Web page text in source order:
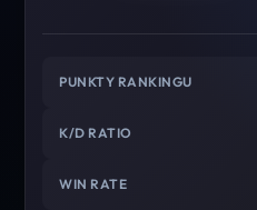
PUNKTY RANKINGU
K/D RATIO
WIN RATE